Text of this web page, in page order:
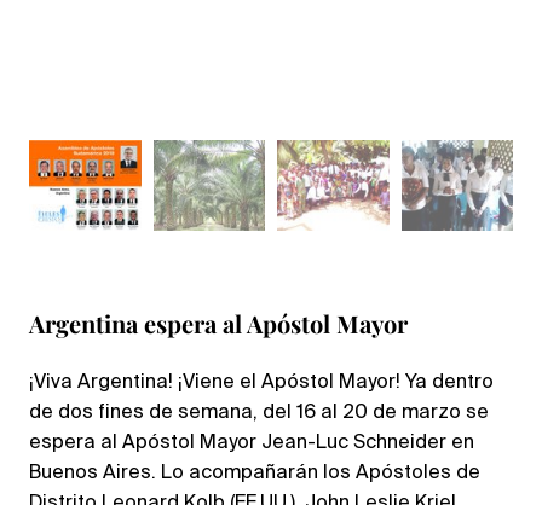
Argentina espera al Apóstol Mayor
¡Viva Argentina! ¡Viene el Apóstol Mayor! Ya dentro
de dos fines de semana, del 16 al 20 de marzo se
espera al Apóstol Mayor Jean-Luc Schneider en
Buenos Aires. Lo acompañarán los Apóstoles de